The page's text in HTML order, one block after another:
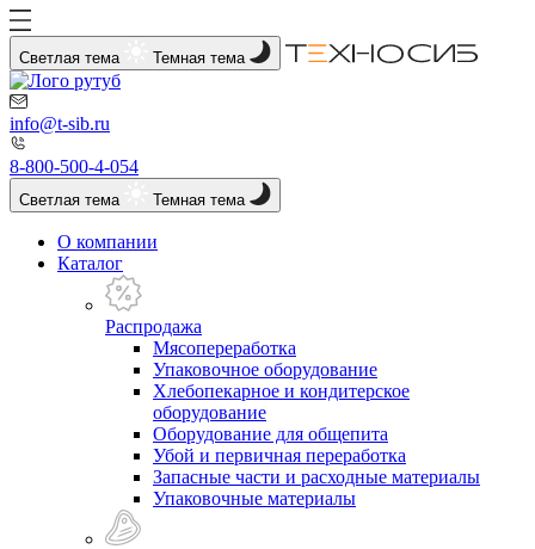
Светлая тема Темная тема
info@t-sib.ru
8-800-500-4-054
Светлая тема Темная тема
О компании
Каталог
Распродажа
Мясопереработка
Упаковочное оборудование
Хлебопекарное и кондитерское
оборудование
Оборудование для общепита
Убой и первичная переработка
Запасные части и расходные материалы
Упаковочные материалы